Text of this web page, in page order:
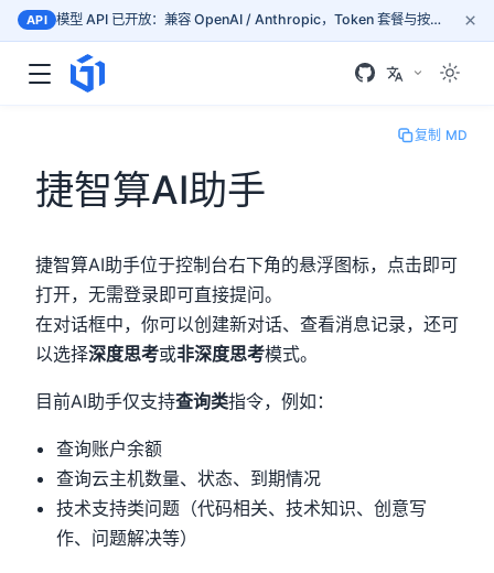
捷智算AI助手
捷智算AI助手位于控制台右下角的悬浮图标，点击即可
打开，无需登录即可直接提问。
在对话框中，你可以创建新对话、查看消息记录，还可
以选择深度思考或非深度思考模式。
目前AI助手仅支持查询类指令，例如：
查询账户余额
查询云主机数量、状态、到期情况
技术支持类问题（代码相关、技术知识、创意写
作、问题解决等）
API 模型 API 已开放：兼容 OpenAI / Anthropic，Token 套餐与按量计费，按文档接入 mass.gogpu.cn ×
复制 MD